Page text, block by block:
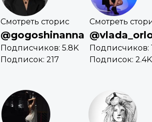
Смотреть сторис
@gogoshinanna
Подписчиков: 5.8K
Подписок: 217
Смотреть
Подписчиков:
Подписок: 2.4K